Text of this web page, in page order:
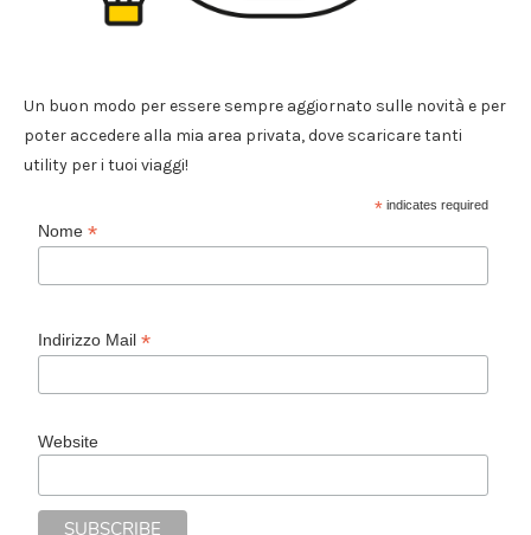
Un buon modo per essere sempre aggiornato sulle novità e per
poter accedere alla mia area privata, dove scaricare tanti
utility per i tuoi viaggi!
* indicates required
Nome*
Indirizzo Mail*
Website